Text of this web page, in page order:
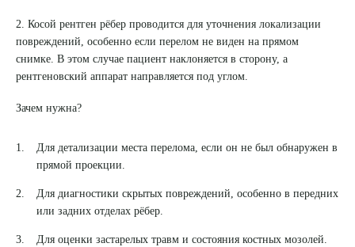
2. Косой рентген рёбер проводится для уточнения локализации
повреждений, особенно если перелом не виден на прямом
снимке. В этом случае пациент наклоняется в сторону, а
рентгеновский аппарат направляется под углом.
Зачем нужна?
Для детализации места перелома, если он не был обнаружен в
прямой проекции.
Для диагностики скрытых повреждений, особенно в передних
или задних отделах рёбер.
Для оценки застарелых травм и состояния костных мозолей.